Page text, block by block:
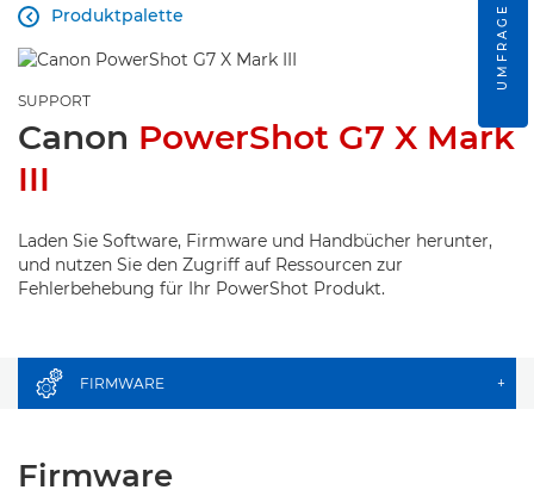
Produktpalette

SUPPORT
Canon PowerShot G7 X Mark
III
Laden Sie Software, Firmware und Handbücher herunter,
und nutzen Sie den Zugriff auf Ressourcen zur
Fehlerbehebung für Ihr PowerShot Produkt.
FIRMWARE +
Firmware
UMFRAGE